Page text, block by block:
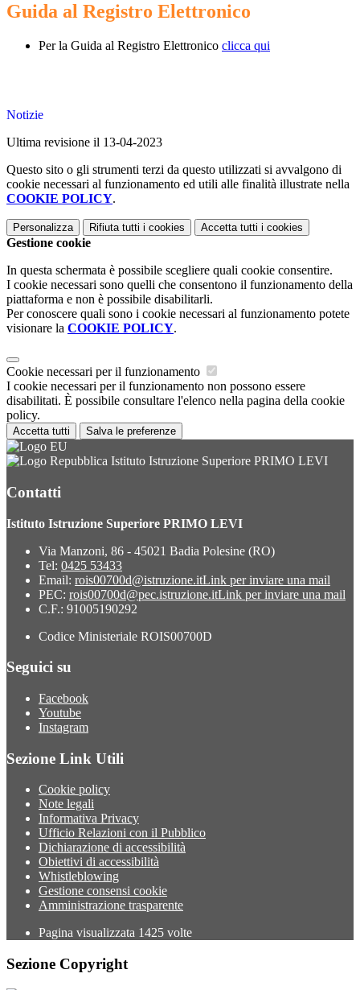
Guida al Registro Elettronico
Per la Guida al Registro Elettronico clicca qui
Notizie
Ultima revisione il 13-04-2023
Questo sito o gli strumenti terzi da questo utilizzati si avvalgono di
cookie necessari al funzionamento ed utili alle finalità illustrate nella
COOKIE POLICY.
Personalizza Rifiuta tutti i cookies Accetta tutti i cookies
Gestione cookie
In questa schermata è possibile scegliere quali cookie consentire.
I cookie necessari sono quelli che consentono il funzionamento della
piattaforma e non è possibile disabilitarli.
Per conoscere quali sono i cookie necessari al funzionamento potete
visionare la COOKIE POLICY.
Cookie necessari per il funzionamento
I cookie necessari per il funzionamento non possono essere
disabilitati. È possibile consultare l'elenco nella pagina della cookie
policy.
Accetta tutti Salva le preferenze
Istituto Istruzione Superiore PRIMO LEVI
Contatti
Istituto Istruzione Superiore PRIMO LEVI
Via Manzoni, 86 - 45021 Badia Polesine (RO)
Tel: 0425 53433
Email: rois00700d@istruzione.itLink per inviare una mail
PEC: rois00700d@pec.istruzione.itLink per inviare una mail
C.F.: 91005190292
Codice Ministeriale ROIS00700D
Seguici su
Facebook
Youtube
Instagram
Sezione Link Utili
Cookie policy
Note legali
Informativa Privacy
Ufficio Relazioni con il Pubblico
Dichiarazione di accessibilità
Obiettivi di accessibilità
Whistleblowing
Gestione consensi cookie
Amministrazione trasparente
Pagina visualizzata 1425 volte
Sezione Copyright